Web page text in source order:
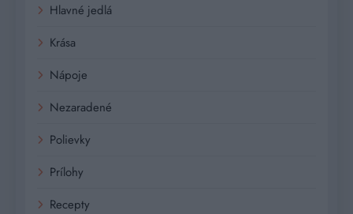
Hlavné jedlá
Krása
Nápoje
Nezaradené
Polievky
Prílohy
Recepty